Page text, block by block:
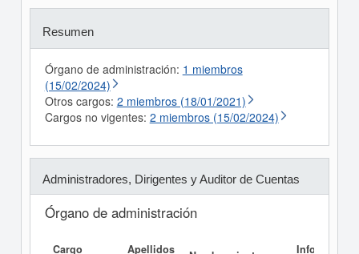
Resumen
Órgano de administración: 1 miembros
(15/02/2024)
Otros cargos: 2 miembros (18/01/2021)
Cargos no vigentes: 2 miembros (15/02/2024)
Administradores, Dirigentes y Auditor de Cuentas
Órgano de administración
Cargo
Apellidos
Informe